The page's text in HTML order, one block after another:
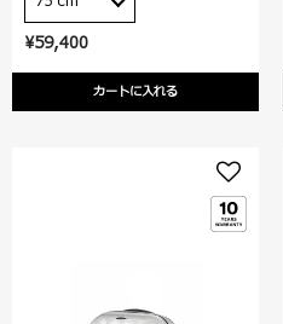
¥59,400
カートに入れる